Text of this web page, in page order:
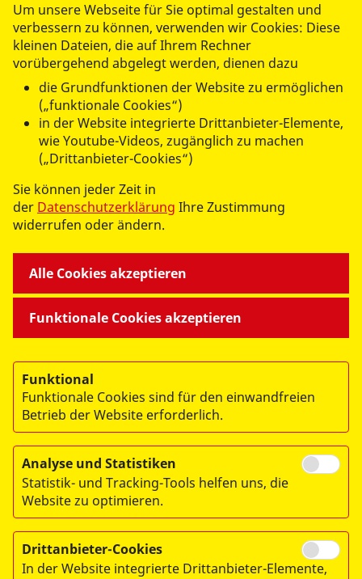
datenschutzkonform mitShariff
WIR FÜR SIE
- UNSERE DIENSTLEISTUNGEN -
- UNSERE ANGEBOTE -
- DER ASB LEIPZIG -
Impressum
Um unsere Webseite für Sie optimal gestalten und
verbessern zu können, verwenden wir Cookies: Diese
kleinen Dateien, die auf Ihrem Rechner
vorübergehend abgelegt werden, dienen dazu
die Grundfunktionen der Website zu ermöglichen
(„funktionale Cookies“)
in der Website integrierte Drittanbieter-Elemente,
wie Youtube-Videos, zugänglich zu machen
(„Drittanbieter-Cookies“)
Sie können jeder Zeit in
der Datenschutzerklärung Ihre Zustimmung
widerrufen oder ändern.
Funktionale Cookies akzeptieren
Alle Cookies akzeptieren
Funktional
Funktionale Cookies sind für den einwandfreien
Betrieb der Website erforderlich.
Analyse und Statistiken
Statistik- und Tracking-Tools helfen uns, die
Website zu optimieren.
Drittanbieter-Cookies
In der Website integrierte Drittanbieter-Elemente,